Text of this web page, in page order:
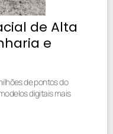
de Alta
e
de pontos do
digitais mais